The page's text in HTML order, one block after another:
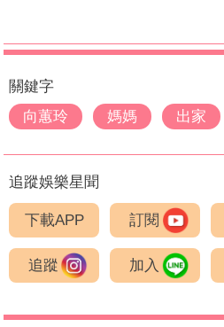
關鍵字
向蕙玲
媽媽 出家
追蹤娛樂星聞
下載APP 訂閱
追蹤 加入